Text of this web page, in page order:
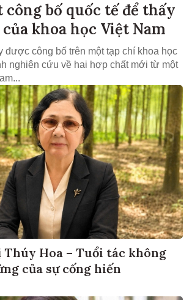
công bố quốc tế để thấy
khoa học Việt Nam
được công bố trên một tạp chí khoa học
nghiên cứu về hai hợp chất mới từ một
Thúy Hoa – Tuổi tác không
của sự cống hiến